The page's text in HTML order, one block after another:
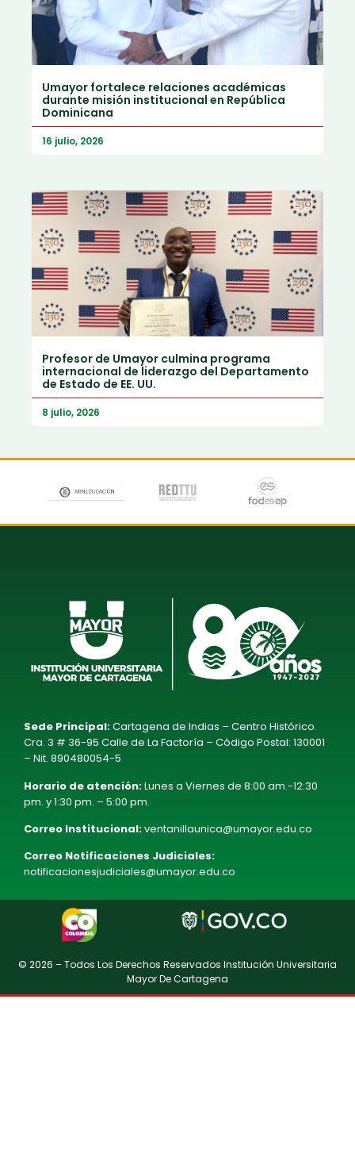
Umayor fortalece relaciones académicas
durante misión institucional en República
Dominicana
16 julio, 2026
Profesor de Umayor culmina programa
internacional de liderazgo del Departamento
de Estado de EE. UU.
8 julio, 2026
Sede Principal:Cartagena de Indias – Centro Histórico.
Cra. 3 # 36-95 Calle de La Factoría – Código Postal: 130001
– Nit. 890480054-5
Horario de atención:Lunes a Viernes de 8:00 am.-12:30
pm. y 1:30 pm. – 5:00 pm.
Correo Institucional:ventanillaunica@umayor.edu.co
Correo Notificaciones Judiciales:
notificacionesjudiciales@umayor.edu.co
© 2026 – Todos Los Derechos Reservados Institución Universitaria
Mayor De Cartagena